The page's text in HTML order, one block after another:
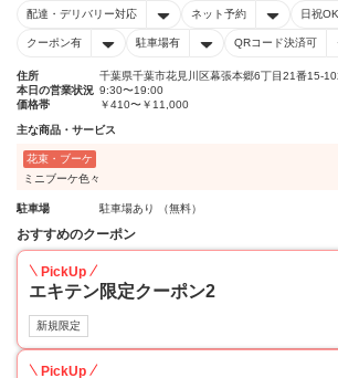
配達・デリバリー対応 ネット予約 日祝OK
クーポン有 駐車場有 QRコード決済可
住所
千葉県千葉市花見川区幕張本郷6丁目21番15-
本日の営業状況 9:30〜19:00
価格帯
￥410〜￥11,000
主な商品・サービス
花束・ブーケ
ミニブーケ色々
駐車場 駐車場あり （無料）
おすすめのクーポン
PickUp
エキテン限定クーポン2
新規限定
PickUp